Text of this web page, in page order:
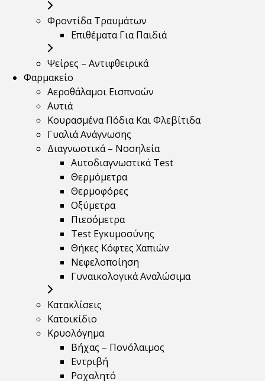
Φροντίδα Τραυμάτων
Επιθέματα Για Παιδιά
Ψείρες – Αντιφθειρικά
Φαρμακείο
Αεροθάλαμοι Εισπνοών
Αυτιά
Κουρασμένα Πόδια Και Φλεβίτιδα
Γυαλιά Ανάγνωσης
Διαγνωστικά – Νοσηλεία
Αυτοδιαγνωστικά Test
Θερμόμετρα
Θερμοφόρες
Οξύμετρα
Πιεσόμετρα
Test Εγκυμοσύνης
Θήκες Κόφτες Χαπιών
Νεφελοποίηση
Γυναικολογικά Αναλώσιμα
Κατακλίσεις
Κατοικίδιο
Κρυολόγημα
Βήχας – Πονόλαιμος
Εντριβή
Ροχαλητό